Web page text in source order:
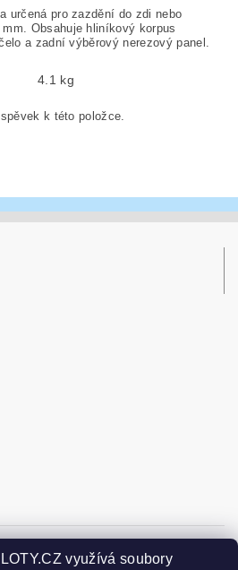
určená pro zazdění do zdi nebo
Obsahuje hliníkový korpus
a zadní výběrový nerezový panel.
4.1 kg
k této položce.
využívá soubory